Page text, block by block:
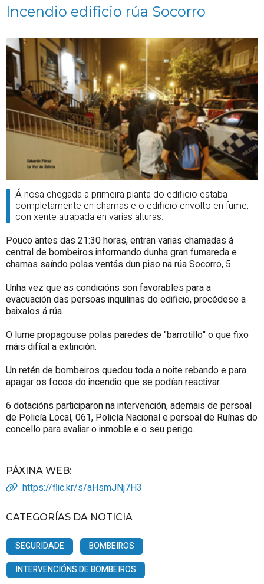
Incendio edificio rúa Socorro
Á nosa chegada a primeira planta do edificio estaba
completamente en chamas e o edificio envolto en fume,
con xente atrapada en varias alturas.
Pouco antes das 21:30 horas, entran varias chamadas á
central de bombeiros informando dunha gran fumareda e
chamas saíndo polas ventás dun piso na rúa Socorro, 5.
Unha vez que as condicións son favorables para a
evacuación das persoas inquilinas do edificio, procédese a
baixalos á rúa.
O lume propagouse polas paredes de "barrotillo" o que fixo
máis difícil a extinción.
Un retén de bombeiros quedou toda a noite rebando e para
apagar os focos do incendio que se podían reactivar.
6 dotacións participaron na intervención, ademais de persoal
de Policía Local, 061, Policía Nacional e persoal de Ruínas do
concello para avaliar o inmoble e o seu perigo.
PÁXINA WEB:
https://flic.kr/s/aHsmJNj7H3
CATEGORÍAS DA NOTICIA
SEGURIDADE
BOMBEIROS
INTERVENCIÓNS DE BOMBEIROS